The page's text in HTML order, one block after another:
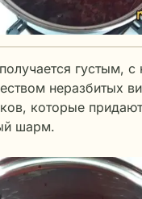
густым,
неразбитых
которые
шарм.